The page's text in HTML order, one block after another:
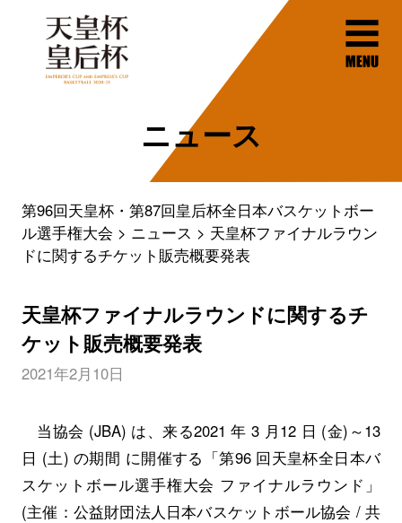
ニュース
第96回天皇杯・第87回皇后杯全日本バスケットボー
ル選手権大会
ニュース
天皇杯ファイナルラウン
ドに関するチケット販売概要発表
天皇杯ファイナルラウンドに関するチ
ケット販売概要発表
2021年2月10日
当協会 (JBA) は、来る2021 年 3 月12 日 (金)～13
日 (土) の期間 に開催する「第96 回天皇杯全日本バ
スケットボール選手権大会 ファイナルラウンド」
(主催：公益財団法人日本バスケットボール協会 / 共